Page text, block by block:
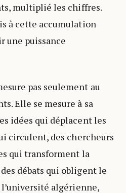
multiplié les chiffres.
à cette accumulation
une puissance
pas seulement au
Elle se mesure à sa
idées qui déplacent les
circulent, des chercheurs
qui transforment la
débats qui obligent le
algérienne,